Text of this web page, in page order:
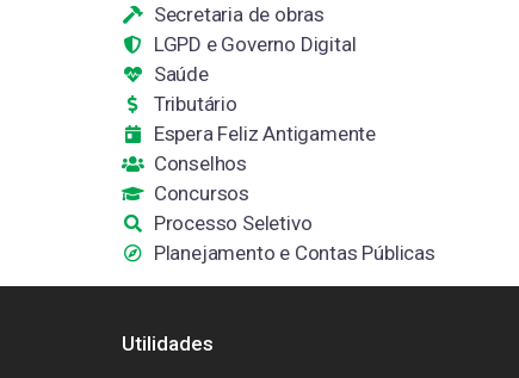
Secretaria de obras
LGPD e Governo Digital
Saúde
Tributário
Espera Feliz Antigamente
Conselhos
Concursos
Processo Seletivo
Planejamento e Contas Públicas
Utilidades